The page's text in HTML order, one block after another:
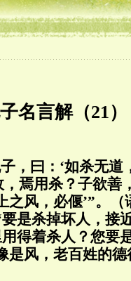
名言解（21）
，曰：‘如杀无道
，焉用杀？子欲善
之风，必偃’”。
是杀掉坏人，接
得着杀人？您要
是风，老百姓的